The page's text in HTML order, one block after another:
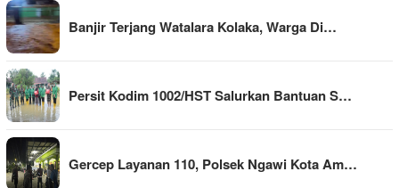
Banjir Terjang Watalara Kolaka, Warga Di…
Persit Kodim 1002/HST Salurkan Bantuan S…
Gercep Layanan 110, Polsek Ngawi Kota Am…